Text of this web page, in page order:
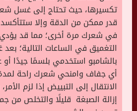
تكسيرها، حيث تحتاج إلى غسل
قدر ممكن من الدقة وإلا
في شعرك مرة أخرى؛ مما قد
التغميق في الساعات التالية؛
بالشامبو استخدمي بلسمًا جيدًا أو
أي جفاف وامنحي شعرك راحة
الانتقال إلى التبييض إذا لزم
إزالة الصبغة قليلًا والتخلص من